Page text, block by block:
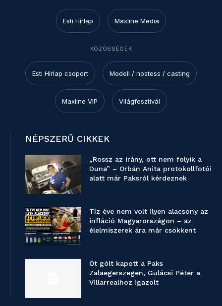
Esti Hírlap Maxline Media
KÖZÖSSÉGEK
Esti Hírlap csoport Modell / hostess / casting
Maxline VIP Világfesztivál
NÉPSZERŰ CIKKEK
„Rossz az irány, ott nem folyik a
Duna” – Orbán Anita protokollfotói
alatt már Paksról kérdeznek
Tíz éve nem volt ilyen alacsony az
infláció Magyarországon – az
élelmiszerek ára már csökkent
Öt gólt kapott a Paks
Zalaegerszegen, Gulácsi Péter a
Villarrealhoz igazolt